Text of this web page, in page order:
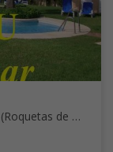
El Sabinar - Urbanizaciones - Las Marinas (Roquetas de Mar)